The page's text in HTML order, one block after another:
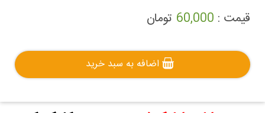
قیمت : 60,000 تومان
اضافه به سبد خرید